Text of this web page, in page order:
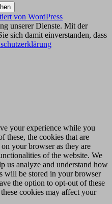
von WordPress
unserer Dienste. Mit der
sich damit einverstanden, dass
your experience while you
these, the cookies that are
your browser as they are
of the website. We
us analyze and understand how
will be stored in your browser
the option to opt-out of these
cookies may affect your